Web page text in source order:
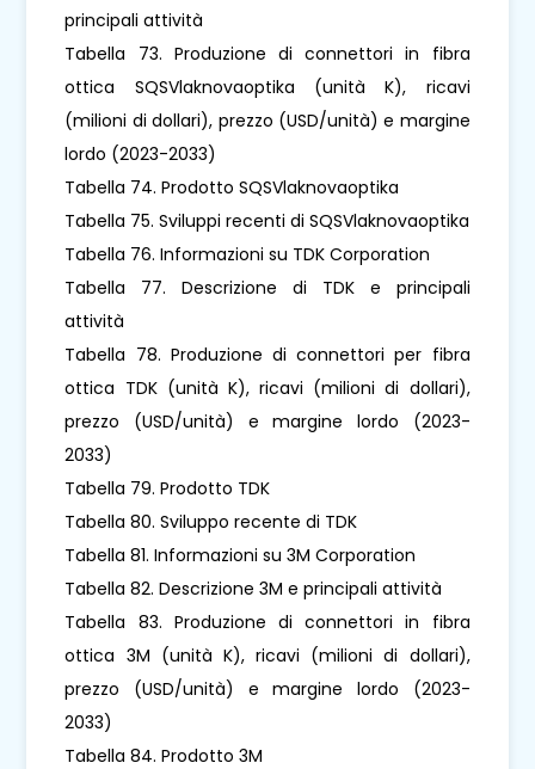
principali attività
Tabella 73. Produzione di connettori in fibra
ottica SQSVlaknovaoptika (unità K), ricavi
(milioni di dollari), prezzo (USD/unità) e margine
lordo (2023-2033)
Tabella 74. Prodotto SQSVlaknovaoptika
Tabella 75. Sviluppi recenti di SQSVlaknovaoptika
Tabella 76. Informazioni su TDK Corporation
Tabella 77. Descrizione di TDK e principali
attività
Tabella 78. Produzione di connettori per fibra
ottica TDK (unità K), ricavi (milioni di dollari),
prezzo (USD/unità) e margine lordo (2023-
2033)
Tabella 79. Prodotto TDK
Tabella 80. Sviluppo recente di TDK
Tabella 81. Informazioni su 3M Corporation
Tabella 82. Descrizione 3M e principali attività
Tabella 83. Produzione di connettori in fibra
ottica 3M (unità K), ricavi (milioni di dollari),
prezzo (USD/unità) e margine lordo (2023-
2033)
Tabella 84. Prodotto 3M